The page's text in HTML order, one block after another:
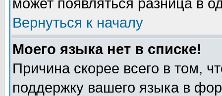
может появляться разница в
Вернуться к началу
Моего языка нет в списке!
Причина скорее всего в том,
поддержку вашего языка в